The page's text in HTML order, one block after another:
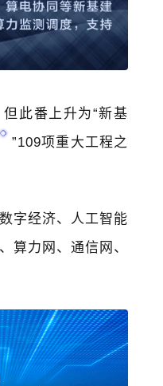
此番上升为“新基
”109项重大工程之
字经济、
人工智能
算力网、通信网、